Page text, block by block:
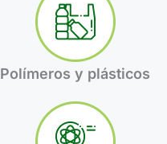
Polímeros y plásticos